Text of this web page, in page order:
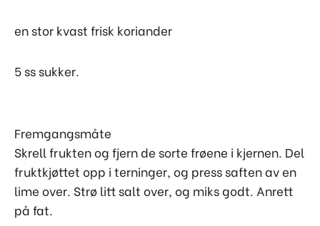
en stor kvast frisk koriander
5 ss sukker.
Fremgangsmåte
Skrell frukten og fjern de sorte frøene i kjernen. Del
fruktkjøttet opp i terninger, og press saften av en
lime over. Strø litt salt over, og miks godt. Anrett
på fat.